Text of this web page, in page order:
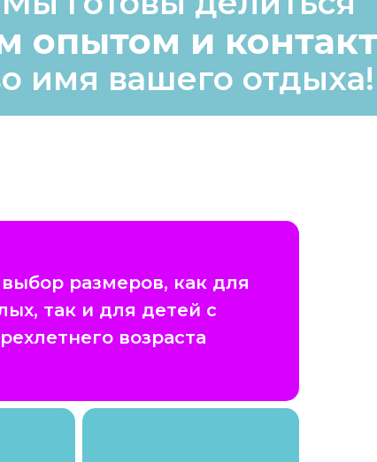
опытом и
имя вашего отдыха!
размеров, как для
так и для детей с
возраста